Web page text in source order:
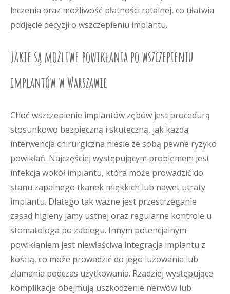
leczenia oraz możliwość płatności ratalnej, co ułatwia
podjęcie decyzji o wszczepieniu implantu.
Jakie są możliwe powikłania po wszczepieniu
implantów w Warszawie
Choć wszczepienie implantów zębów jest procedurą
stosunkowo bezpieczną i skuteczną, jak każda
interwencja chirurgiczna niesie ze sobą pewne ryzyko
powikłań. Najczęściej występującym problemem jest
infekcja wokół implantu, która może prowadzić do
stanu zapalnego tkanek miękkich lub nawet utraty
implantu. Dlatego tak ważne jest przestrzeganie
zasad higieny jamy ustnej oraz regularne kontrole u
stomatologa po zabiegu. Innym potencjalnym
powikłaniem jest niewłaściwa integracja implantu z
kością, co może prowadzić do jego luzowania lub
złamania podczas użytkowania. Rzadziej występujące
komplikacje obejmują uszkodzenie nerwów lub